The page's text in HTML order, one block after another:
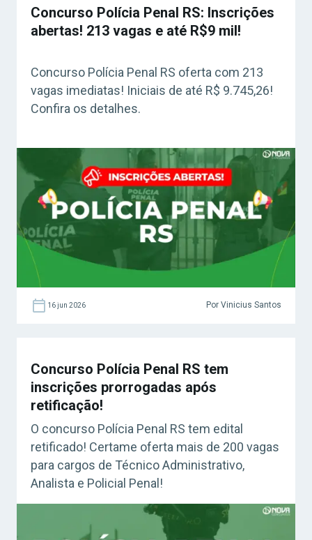
Concurso Polícia Penal RS: Inscrições
abertas! 213 vagas e até R$9 mil!
Concurso Polícia Penal RS oferta com 213
vagas imediatas! Iniciais de até R$ 9.745,26!
Confira os detalhes.
16 jun 2026 Por Vinicius Santos
Concurso Polícia Penal RS tem
inscrições prorrogadas após
retificação!
O concurso Polícia Penal RS tem edital
retificado! Certame oferta mais de 200 vagas
para cargos de Técnico Administrativo,
Analista e Policial Penal!